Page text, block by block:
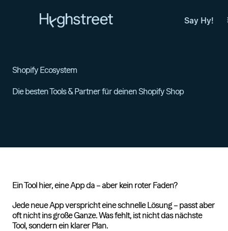
Say Hy!
Shopify
Guides
Shopify Ecosystem
Die besten Tools & Partner für deinen Shopify Shop
Ein Tool hier, eine App da – aber kein roter Faden?
Jede neue App verspricht eine schnelle Lösung – passt aber
oft nicht ins große Ganze. Was fehlt, ist nicht das nächste
Tool, sondern ein klarer Plan.